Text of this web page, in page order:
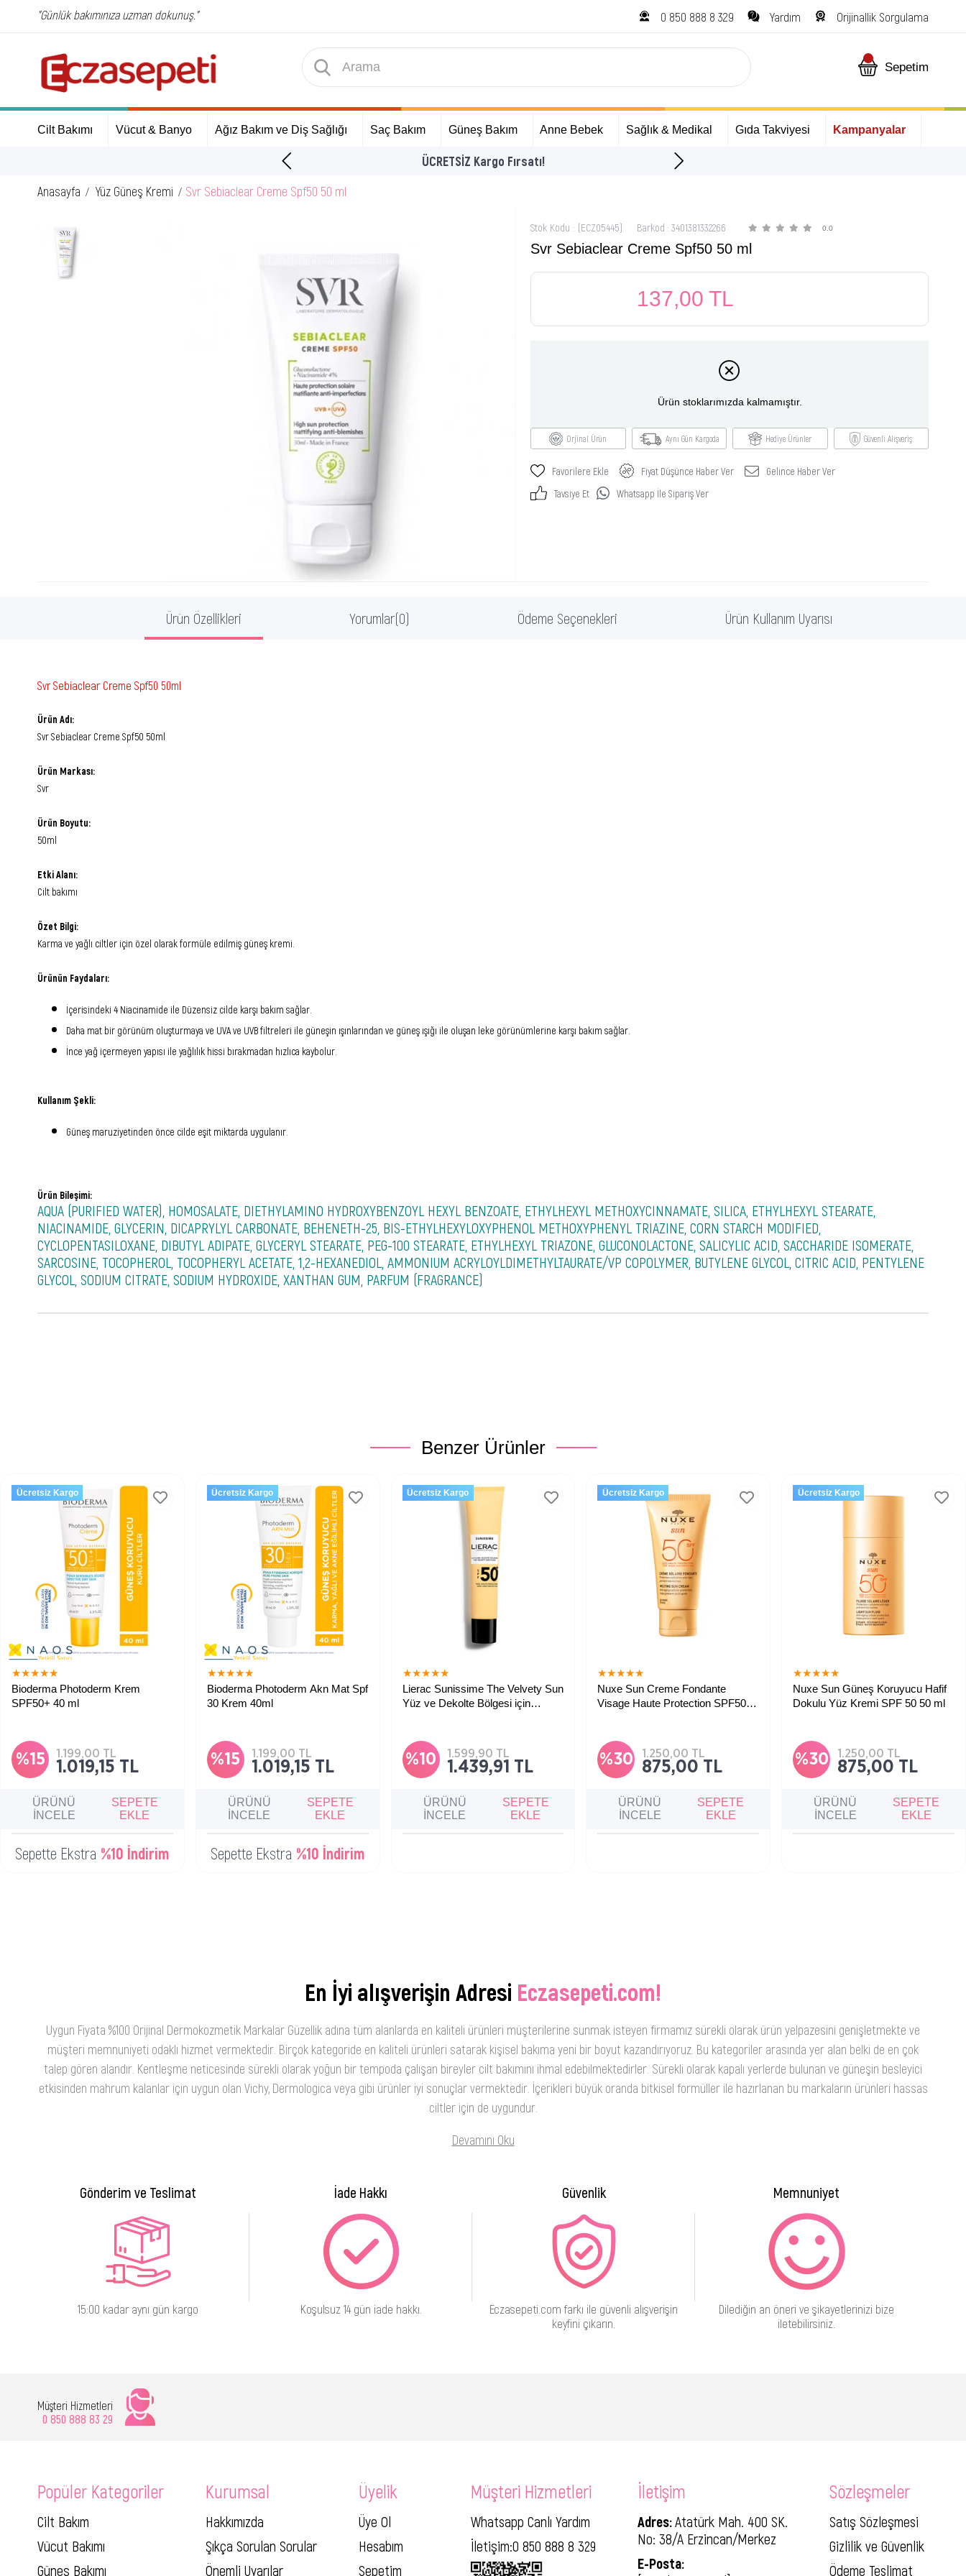
"Günlük bakımınıza uzman dokunuş." 0 850 888 8 329 Yardım Orijinallik Sorgulama
Sepetim
Cilt Bakımı Vücut & Banyo Ağız Bakım ve Diş Sağlığı Saç Bakım Güneş Bakım Anne Bebek Sağlık & Medikal Gıda Takviyesi Kampanyalar
İlk Alışverişinize Özel Hediyeler
Anasayfa
Yüz Güneş Kremi Svr Sebiaclear Creme Spf50 50 ml
Stok Kodu (ECZ05445) Barkod : 3401381332266 0.0
Svr Sebiaclear Creme Spf50 50 ml
137,00 TL
Ürün stoklarımızda kalmamıştır.
Orjinal Ürün Aynı Gün Kargoda Hediye Ürünler Güvenli Alışveriş
Favorilere Ekle Fiyat Düşünce Haber Ver
Gelince Haber Ver
Tavsiye Et
Whatsapp İle Sipariş Ver
Ürün Özellikleri Yorumlar(0) Ödeme Seçenekleri Ürün Kullanım Uyarısı
Svr Sebiaclear Creme Spf50 50ml
Ürün Adı:
Svr Sebiaclear Creme Spf50 50ml
Ürün Markası:
Svr
Ürün Boyutu:
50ml
Etki Alanı:
Cilt bakımı
Özet Bilgi:
Karma ve yağlı ciltler için özel olarak formüle edilmiş güneş kremi.
Ürünün Faydaları:
İçerisindeki 4 Niacinamide ile Düzensiz cilde karşı bakım sağlar.
Daha mat bir görünüm oluşturmaya ve UVA ve UVB filtreleri ile güneşin ışınlarından ve güneş ışığı ile oluşan leke görünümlerine karşı bakım sağlar.
İnce yağ içermeyen yapısı ile yağlılık hissi bırakmadan hızlıca kaybolur.
Kullanım Şekli:
Güneş maruziyetinden önce cilde eşit miktarda uygulanır.
Ürün Bileşimi:
AQUA (PURIFIED WATER), HOMOSALATE, DIETHYLAMINO HYDROXYBENZOYL HEXYL BENZOATE, ETHYLHEXYL METHOXYCINNAMATE, SILICA, ETHYLHEXYL STEARATE,
NIACINAMIDE, GLYCERIN, DICAPRYLYL CARBONATE, BEHENETH-25, BIS-ETHYLHEXYLOXYPHENOL METHOXYPHENYL TRIAZINE, CORN STARCH MODIFIED,
CYCLOPENTASILOXANE, DIBUTYL ADIPATE, GLYCERYL STEARATE, PEG-100 STEARATE, ETHYLHEXYL TRIAZONE, GLUCONOLACTONE, SALICYLIC ACID, SACCHARIDE ISOMERATE,
SARCOSINE, TOCOPHEROL, TOCOPHERYL ACETATE, 1,2-HEXANEDIOL, AMMONIUM ACRYLOYLDIMETHYLTAURATE/VP COPOLYMER, BUTYLENE GLYCOL, CITRIC ACID, PENTYLENE
GLYCOL, SODIUM CITRATE, SODIUM HYDROXIDE, XANTHAN GUM, PARFUM (FRAGRANCE)
Benzer Ürünler
★★★★★
Bioderma Photoderm Krem
SPF50+ 40 ml
%15 1.019,15 TL
1.199,00 TL
Sepette Ekstra %10 İndirim
Ücretsiz Kargo
ÜRÜNÜ
İNCELE
SEPETE
EKLE
★★★★★
Bioderma Photoderm Akn Mat Spf
30 Krem 40ml
%15 1.019,15 TL
1.199,00 TL
Sepette Ekstra %10 İndirim
Ücretsiz Kargo
ÜRÜNÜ
İNCELE
SEPETE
EKLE
★★★★★
Lierac Sunissime The Velvety Sun
Yüz ve Dekolte Bölgesi için
korumalı bir güneş bakım ürünüdür.
%10 1.439,91 TL
1.599,90 TL
Ücretsiz Kargo
ÜRÜNÜ
İNCELE
SEPETE
EKLE
★★★★★
Nuxe Sun Creme Fondante
Visage Haute Protection SPF50
%30 875,00 TL
1.250,00 TL
Ücretsiz Kargo
ÜRÜNÜ
İNCELE
SEPETE
EKLE
★★★★★
Nuxe Sun Güneş Koruyucu Hafif
Dokulu Yüz Kremi SPF 50 50 ml
%30 875,00 TL
1.250,00 TL
Ücretsiz Kargo
ÜRÜNÜ
İNCELE
SEPETE
EKLE
En İyi alışverişin Adresi Eczasepeti.com!
Uygun Fiyata %100 Orijinal Dermokozmetik Markalar Güzellik adına tüm alanlarda en kaliteli ürünleri müşterilerine sunmak isteyen firmamız sürekli olarak ürün yelpazesini genişletmekte ve
müşteri memnuniyeti odaklı hizmet vermektedir. Birçok kategoride en kaliteli ürünleri satarak kişisel bakıma yeni bir boyut kazandırıyoruz. Bu kategoriler arasında yer alan belki de en çok
talep gören alandır. Kentleşme neticesinde sürekli olarak yoğun bir tempoda çalışan bireyler cilt bakımını ihmal edebilmektedirler. Sürekli olarak kapalı yerlerde bulunan ve güneşin besleyici
etkisinden mahrum kalanlar için uygun olan Vichy, Dermologica veya gibi ürünler iyi sonuçlar vermektedir. İçerikleri büyük oranda bitkisel formüller ile hazırlanan bu markaların ürünleri hassas
ciltler için de uygundur.
Devamını Oku
Gönderim ve Teslimat
15:00 kadar aynı gün kargo
İade Hakkı
Koşulsuz 14 gün iade hakkı.
Güvenlik
Eczasepeti.com farkı ile güvenli alışverişin
keyfini çıkarın.
Memnuniyet
Dilediğin an öneri ve şikayetlerinizi bize
iletebilirsiniz.
Müşteri Hizmetleri
0 850 888 83 29
Popüler Kategoriler
Cilt Bakım
Vücut Bakımı
Güneş Bakımı
Kurumsal
Hakkımızda
Şıkça Sorulan Sorular
Önemli Uyarılar
Üyelik
Üye Ol
Hesabım
Sepetim
Müşteri Hizmetleri
Whatsapp Canlı Yardım
İletişim:0 850 888 8 329
İletişim
Adres:Atatürk Mah. 400 SK.
No: 38/A Erzincan/Merkez
E-Posta:
Sözleşmeler
Satış Sözleşmesi
Gizlilik ve Güvenlik
Ödeme Teslimat